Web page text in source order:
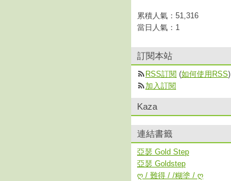
累積人氣： 51,316
當日人氣： 1
訂閱本站
RSS訂閱 (如何使用RSS)
加入訂閱
Kaza
連結書籤
亞瑟 Gold Step
亞瑟 Goldstep
ღ / 難得 / /糊塗 / ღ